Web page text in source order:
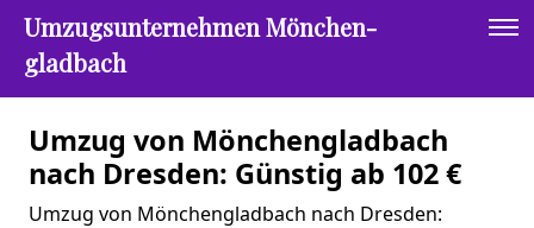
Umzugsunternehmen Mönchen­
gladbach
Umzug von Mönchen­gladbach
nach Dresden: Günstig ab 102 €
Umzug von Mönchen­gladbach nach Dresden: